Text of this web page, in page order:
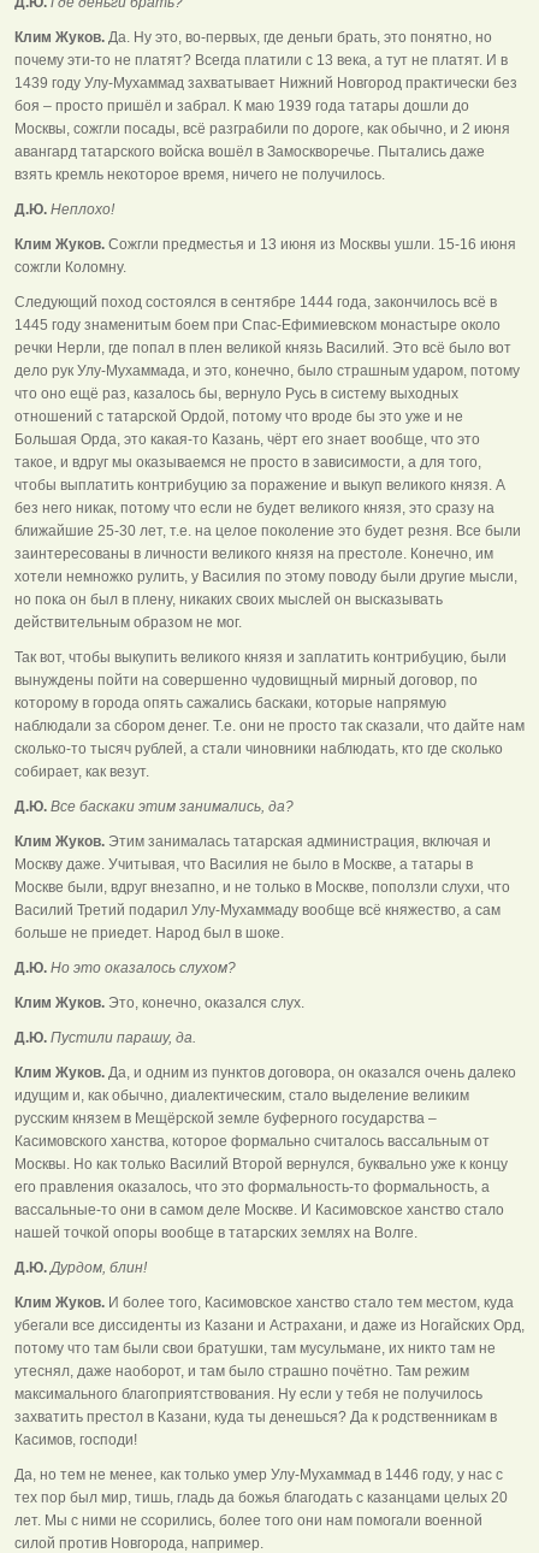
Клим Жуков. Да. Ну это, во-первых, где деньги брать, это понятно, но
почему эти-то не платят? Всегда платили с 13 века, а тут не платят. И в
1439 году Улу-Мухаммад захватывает Нижний Новгород практически без
боя – просто пришёл и забрал. К маю 1939 года татары дошли до
Москвы, сожгли посады, всё разграбили по дороге, как обычно, и 2 июня
авангард татарского войска вошёл в Замоскворечье. Пытались даже
взять кремль некоторое время, ничего не получилось.
Д.Ю. Неплохо!
Клим Жуков. Сожгли предместья и 13 июня из Москвы ушли. 15-16 июня
сожгли Коломну.
Следующий поход состоялся в сентябре 1444 года, закончилось всё в
1445 году знаменитым боем при Спас-Ефимиевском монастыре около
речки Нерли, где попал в плен великой князь Василий. Это всё было вот
дело рук Улу-Мухаммада, и это, конечно, было страшным ударом, потому
что оно ещё раз, казалось бы, вернуло Русь в систему выходных
отношений с татарской Ордой, потому что вроде бы это уже и не
Большая Орда, это какая-то Казань, чёрт его знает вообще, что это
такое, и вдруг мы оказываемся не просто в зависимости, а для того,
чтобы выплатить контрибуцию за поражение и выкуп великого князя. А
без него никак, потому что если не будет великого князя, это сразу на
ближайшие 25-30 лет, т.е. на целое поколение это будет резня. Все были
заинтересованы в личности великого князя на престоле. Конечно, им
хотели немножко рулить, у Василия по этому поводу были другие мысли,
но пока он был в плену, никаких своих мыслей он высказывать
действительным образом не мог.
Так вот, чтобы выкупить великого князя и заплатить контрибуцию, были
вынуждены пойти на совершенно чудовищный мирный договор, по
которому в города опять сажались баскаки, которые напрямую
наблюдали за сбором денег. Т.е. они не просто так сказали, что дайте нам
сколько-то тысяч рублей, а стали чиновники наблюдать, кто где сколько
собирает, как везут.
Д.Ю. Все баскаки этим занимались, да?
Клим Жуков. Этим занималась татарская администрация, включая и
Москву даже. Учитывая, что Василия не было в Москве, а татары в
Москве были, вдруг внезапно, и не только в Москве, поползли слухи, что
Василий Третий подарил Улу-Мухаммаду вообще всё княжество, а сам
больше не приедет. Народ был в шоке.
Д.Ю. Но это оказалось слухом?
Клим Жуков. Это, конечно, оказался слух.
Д.Ю. Пустили парашу, да.
Клим Жуков. Да, и одним из пунктов договора, он оказался очень далеко
идущим и, как обычно, диалектическим, стало выделение великим
русским князем в Мещёрской земле буферного государства –
Касимовского ханства, которое формально считалось вассальным от
Москвы. Но как только Василий Второй вернулся, буквально уже к концу
его правления оказалось, что это формальность-то формальность, а
вассальные-то они в самом деле Москве. И Касимовское ханство стало
нашей точкой опоры вообще в татарских землях на Волге.
Д.Ю.Дурдом, блин!
Клим Жуков. И более того, Касимовское ханство стало тем местом, куда
убегали все диссиденты из Казани и Астрахани, и даже из Ногайских Орд,
потому что там были свои братушки, там мусульмане, их никто там не
утеснял, даже наоборот, и там было страшно почётно. Там режим
максимального благоприятствования. Ну если у тебя не получилось
захватить престол в Казани, куда ты денешься? Да к родственникам в
Касимов, господи!
Да, но тем не менее, как только умер Улу-Мухаммад в 1446 году, у нас с
тех пор был мир, тишь, гладь да божья благодать с казанцами целых 20
лет. Мы с ними не ссорились, более того они нам помогали военной
силой против Новгорода, например.